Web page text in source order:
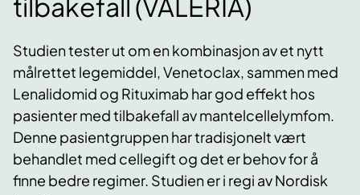
Studien tester ut om en kombinasjon av et nytt
målrettet legemiddel, Venetoclax, sammen med
Lenalidomid og Rituximab har god effekt hos
pasienter med tilbakefall av mantelcellelymfom.
Denne pasientgruppen har tradisjonelt vært
behandlet med cellegift og det er behov for å
finne bedre regimer. Studien er i regi av Nordisk